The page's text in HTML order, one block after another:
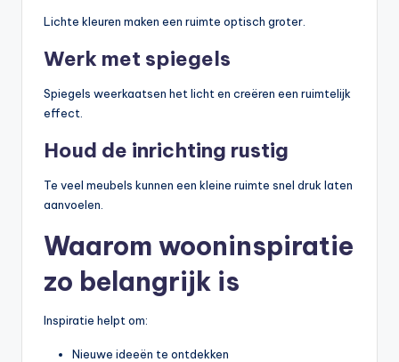
Lichte kleuren maken een ruimte optisch groter.
Werk met spiegels
Spiegels weerkaatsen het licht en creëren een ruimtelijk
effect.
Houd de inrichting rustig
Te veel meubels kunnen een kleine ruimte snel druk laten
aanvoelen.
Waarom wooninspiratie
zo belangrijk is
Inspiratie helpt om:
Nieuwe ideeën te ontdekken